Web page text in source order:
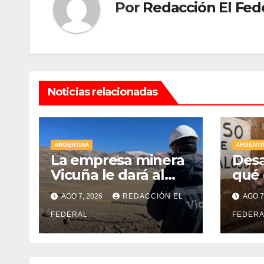
Por Redacción El
Noticias relacionadas
ARGENTINA
La empresa minera
Vicuña le dará al
gobierno de San
Juan U$D 250
millones cómo un
aporte
AGO 7, 2026 REDACCIÓN EL
FEDERAL
qué
con
tuvo
en
AGO